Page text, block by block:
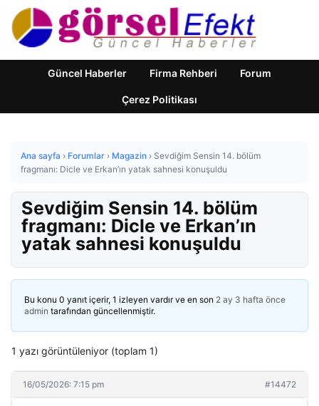
Güncel Haberler Firma Rehberi Forum
Çerez Politikası
Ana sayfa › Forumlar › Magazin › Sevdiğim Sensin 14. bölüm
fragmanı: Dicle ve Erkan’ın yatak sahnesi konuşuldu
Sevdiğim Sensin 14. bölüm
fragmanı: Dicle ve Erkan’ın
yatak sahnesi konuşuldu
Bu konu 0 yanıt içerir, 1 izleyen vardır ve en son 2 ay 3 hafta önce
admin tarafından güncellenmiştir.
1 yazı görüntüleniyor (toplam 1)
16/05/2026: 7:15 pm #14472